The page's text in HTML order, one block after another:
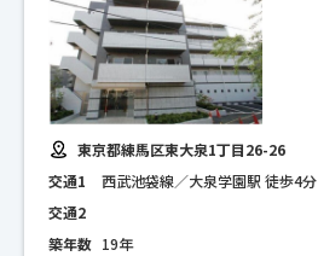
東京都練馬区東大泉1丁目26-26
交通1
西武池袋線／大泉学園駅 徒歩4分
交通2
築年数 19年